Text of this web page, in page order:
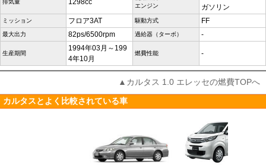
排気量 1298cc
エンジン
ガソリン
ミッション フロア3AT 駆動方式 FF
最大出力 82ps/6500rpm 過給器（ターボ） -
生産期間
1994年03月～199
4年10月
燃費性能 -
▲カルタス 1.0 エレッセの燃費TOPへ
カルタスとよく比較されている車